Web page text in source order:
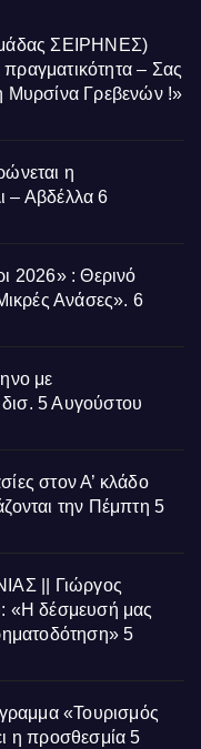
ΣΕΙΡΗΝΕΣ)
– Σας
Μυρσίνα Γρεβενών !»
η
– Αβδέλλα 6
2026» : Θερινό
Ανάσες». 6
με
5 Αυγούστου
στον Α’ κλάδο
την Πέμπτη 5
|| Γιώργος
«Η δέσμευσή μας
5
«Τουρισμός
η προσθεσμία 5